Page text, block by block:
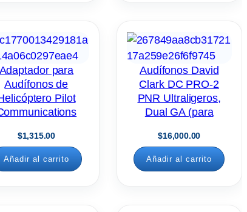
Adaptador para
Audífonos de
Pilot
$1,315.00
Añadir al carrito
Audífonos David
Clark DC PRO-2
PNR Ultraligeros,
Dual GA (para
$16,000.00
Añadir al carrito